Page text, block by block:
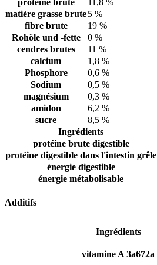
protéine brute
11,8 %
matière grasse brute5 %
fibre brute
19 %
Rohöle und -fette
0 %
cendres brutes
11 %
calcium
1,8 %
Phosphore
0,6 %
Sodium
0,5 %
magnésium
0,3 %
amidon
6,2 %
sucre
8,5 %
Ingrédients
protéine brute digestible
protéine digestible dans l'intestin grêle
énergie digestible
énergie métabolisable
Additifs
Ingrédients
vitamine A 3a672a